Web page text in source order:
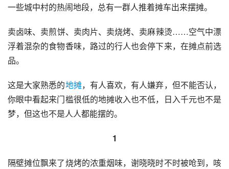
一些城中村的热闹地段，总有一群人推着摊车出来摆摊。
卖卤味、 卖煎饼、 卖肉片、 卖烧烤、 卖麻辣烫……空气中漂
浮着混杂的食物香味，路过的行人也会停下来，在摊点前选
品。
这是大家熟悉的地摊，有人喜欢，有人嫌弃，但不能否认，
你眼中看起来门槛很低的地摊收入也不低，日入千元也不是
梦，但这也不是人人都能摆的。
1
隔壁摊位飘来了烧烤的浓重烟味，谢晓晓时不时被呛到，咳